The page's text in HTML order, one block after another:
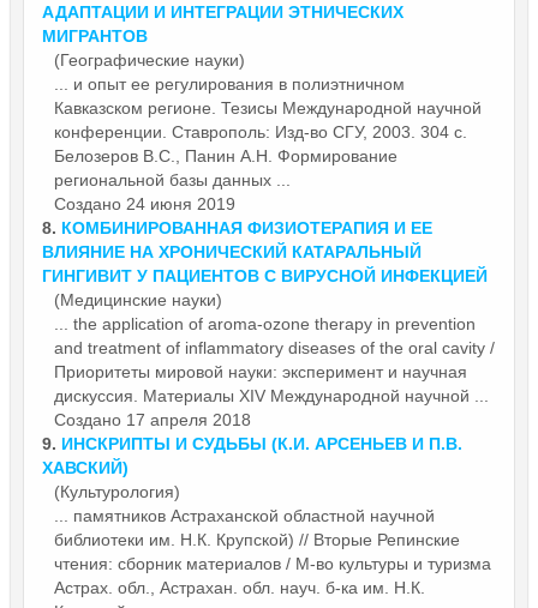
АДАПТАЦИИ И ИНТЕГРАЦИИ ЭТНИЧЕСКИХ
МИГРАНТОВ
(Географические науки)
... и опыт ее регулирования в полиэтничном
Кавказском регионе. Тезисы Международной научной
конференции. Ставрополь: Изд-во СГУ, 2003. 304 с.
Белозеров В.С., Панин А.Н. Формирование
региональной базы данных ...
Создано 24 июня 2019
8. КОМБИНИРОВАННАЯ ФИЗИОТЕРАПИЯ И ЕЕ
ВЛИЯНИЕ НА ХРОНИЧЕСКИЙ КАТАРАЛЬНЫЙ
ГИНГИВИТ У ПАЦИЕНТОВ С ВИРУСНОЙ ИНФЕКЦИЕЙ
(Медицинские науки)
... the application of aroma-ozone therapy in prevention
and treatment of inflammatory diseases of the oral cavity /
Приоритеты мировой науки: эксперимент и научная
дискуссия. Материалы XIV Международной научной
Создано 17 апреля 2018
9. ИНСКРИПТЫ И СУДЬБЫ (К.И. АРСЕНЬЕВ И П.В.
ХАВСКИЙ)
(Культурология)
... памятников Астраханской областной научной
библиотеки им. Н.К. Крупской) // Вторые Репинские
чтения: сборник материалов / М-во культуры и туризма
Астрах. обл., Астрахан. обл. науч. б-ка им. Н.К.